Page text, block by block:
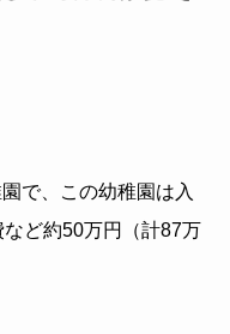
で、この幼稚園は入
ど約50万円（計87万